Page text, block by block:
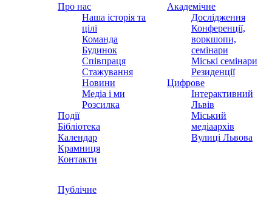
Про нас
Наша історія та
цілі
Команда
Будинок
Співпраця
Стажування
Новини
Медіа і ми
Розсилка
Події
Бібліотека
Календар
Крамниця
Контакти
Академічне
Дослідження
Конференції,
воркшопи,
семінари
Міські семінари
Резиденції
Цифрове
Інтерактивний
Львів
Міський
медіаархів
Вулиці Львова
Публічне